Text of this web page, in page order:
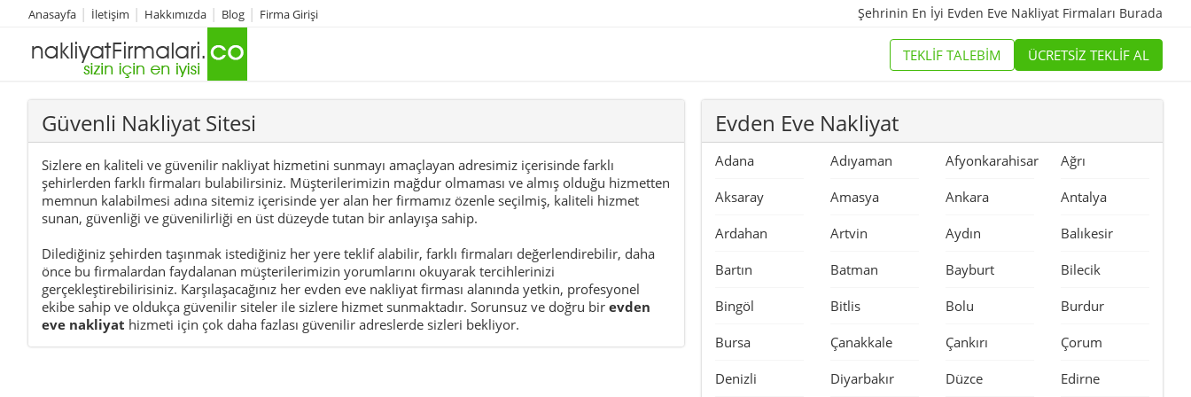
Anasayfa İletişim Hakkımızda Blog Firma Girişi Şehrinin En İyi Evden Eve Nakliyat Firmaları Burada
ÜCRETSİZ TEKLİF AL
TEKLİF TALEBİM
Evden Eve Nakliyat
Adana Adıyaman Afyonkarahisar Ağrı
Aksaray Amasya Ankara Antalya
Ardahan Artvin Aydın Balıkesir
Bartın Batman Bayburt Bilecik
Bingöl Bitlis Bolu Burdur
Bursa Çanakkale Çankırı Çorum
Denizli Diyarbakır Düzce Edirne
Güvenli Nakliyat Sitesi
Sizlere en kaliteli ve güvenilir nakliyat hizmetini sunmayı amaçlayan adresimiz içerisinde farklı
şehirlerden farklı firmaları bulabilirsiniz. Müşterilerimizin mağdur olmaması ve almış olduğu hizmetten
memnun kalabilmesi adına sitemiz içerisinde yer alan her firmamız özenle seçilmiş, kaliteli hizmet
sunan, güvenliği ve güvenilirliği en üst düzeyde tutan bir anlayışa sahip.
Dilediğiniz şehirden taşınmak istediğiniz her yere teklif alabilir, farklı firmaları değerlendirebilir, daha
önce bu firmalardan faydalanan müşterilerimizin yorumlarını okuyarak tercihlerinizi
gerçekleştirebilirisiniz. Karşılaşacağınız her evden eve nakliyat firması alanında yetkin, profesyonel
ekibe sahip ve oldukça güvenilir siteler ile sizlere hizmet sunmaktadır. Sorunsuz ve doğru bir evden
eve nakliyat hizmeti için çok daha fazlası güvenilir adreslerde sizleri bekliyor.